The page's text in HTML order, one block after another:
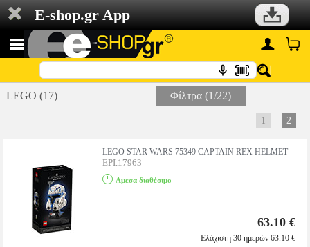
E-shop.gr App
LEGO (17) Φίλτρα (1/22)
1 2
LEGO STAR WARS 75349 CAPTAIN REX HELMET
EPI.17963
Αμεσα διαθέσιμο
63.10 €
Ελάχιστη 30 ημερών 63.10 €